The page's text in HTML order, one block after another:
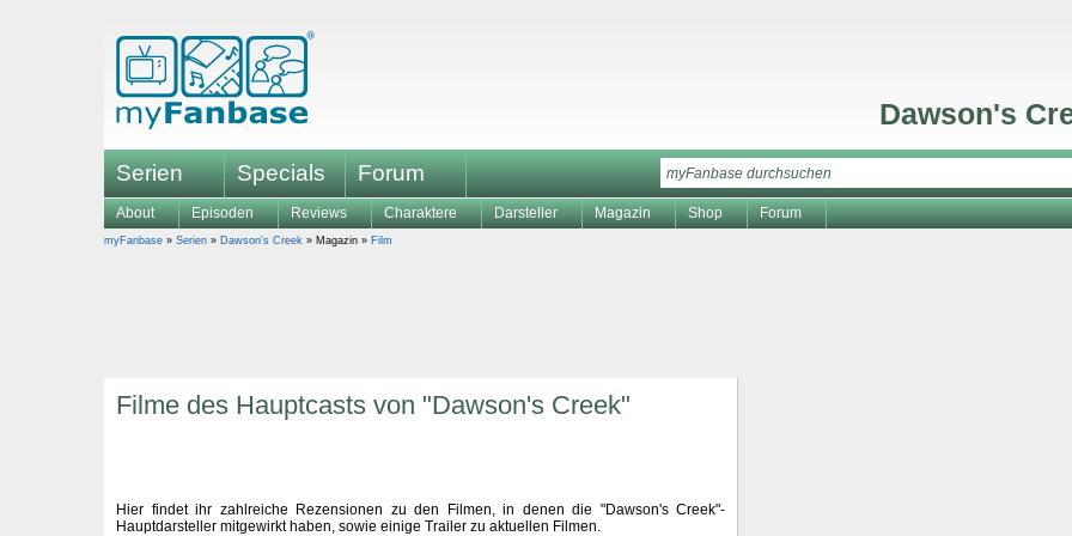
Dawson's
Serien Specials Forum
About Episoden Reviews Charaktere Darsteller Magazin Shop Forum
myFanbase » Serien » Dawson's Creek » Magazin » Film
Filme des Hauptcasts von "Dawson's Creek"
Hier findet ihr zahlreiche Rezensionen zu den Filmen, in denen die "Dawson's Creek"-
Hauptdarsteller mitgewirkt haben, sowie einige Trailer zu aktuellen Filmen.